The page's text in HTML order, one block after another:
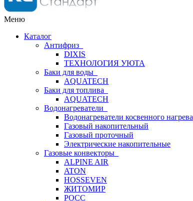
Меню
Каталог
Антифриз
DIXIS
ТЕХНОЛОГИЯ УЮТА
Баки для воды
AQUATECH
Баки для топлива
AQUATECH
Водонагреватели
Водонагреватели косвенного нагрева
Газовый накопительный
Газовый проточный
Электрические накопительные
Газовые конвекторы
ALPINE AIR
ATON
HOSSEVEN
ЖИТОМИР
РОСС